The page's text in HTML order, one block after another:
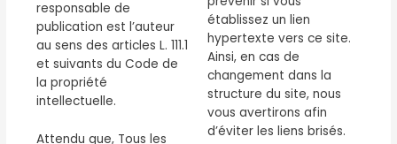
responsable de
publication est l’auteur
au sens des articles L. 111.1
et suivants du Code de
la propriété
intellectuelle.
Attendu que, Tous les
établissez un lien
hypertexte vers ce site.
Ainsi, en cas de
changement dans la
structure du site, nous
vous avertirons afin
d’éviter les liens brisés.